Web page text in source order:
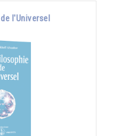
l'Universel